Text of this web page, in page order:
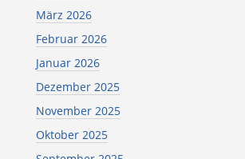
März 2026
Februar 2026
Januar 2026
Dezember 2025
November 2025
Oktober 2025